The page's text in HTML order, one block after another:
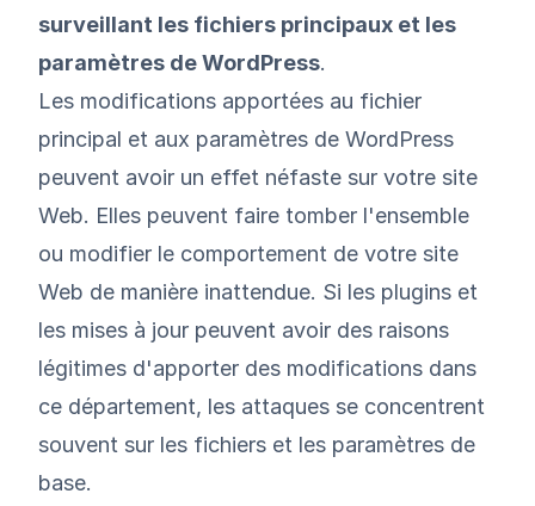
surveillant les fichiers principaux et les
paramètres de WordPress.
Les modifications apportées au fichier
principal et aux paramètres de WordPress
peuvent avoir un effet néfaste sur votre site
Web. Elles peuvent faire tomber l'ensemble
ou modifier le comportement de votre site
Web de manière inattendue. Si les plugins et
les mises à jour peuvent avoir des raisons
légitimes d'apporter des modifications dans
ce département, les attaques se concentrent
souvent sur les fichiers et les paramètres de
base.